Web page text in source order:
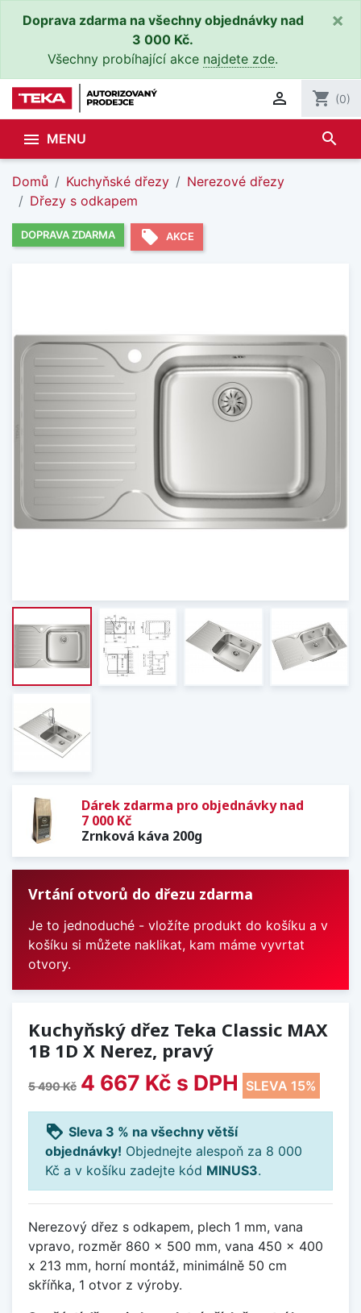
Doprava zdarma na všechny objednávky nad
3 000 Kč.
Všechny probíhající akce najdete zde.
×
 shopping_cart (0)
 MENU search
Domů Kuchyňské dřezy
Nerezové dřezy
Dřezy s odkapem
DOPRAVA ZDARMA local_offer AKCE
Dárek zdarma pro objednávky nad
7 000 Kč
Zrnková káva 200g
Vrtání otvorů do dřezu zdarma
Je to jednoduché - vložíte produkt do košíku a v
košíku si můžete naklikat, kam máme vyvrtat
otvory.
Kuchyňský dřez Teka Classic MAX
1B 1D X Nerez, pravý
5 490 Kč 4 667 Kč s DPH SLEVA 15%
loyalty Sleva 3 % na všechny větší
objednávky! Objednejte alespoň za 8 000
Kč a v košíku zadejte kód MINUS3.
Nerezový dřez s odkapem, plech 1 mm, vana
vpravo, rozměr 860 x 500 mm, vana 450 x 400
x 213 mm, horní montáž, minimálně 50 cm
skříňka, 1 otvor z výroby.